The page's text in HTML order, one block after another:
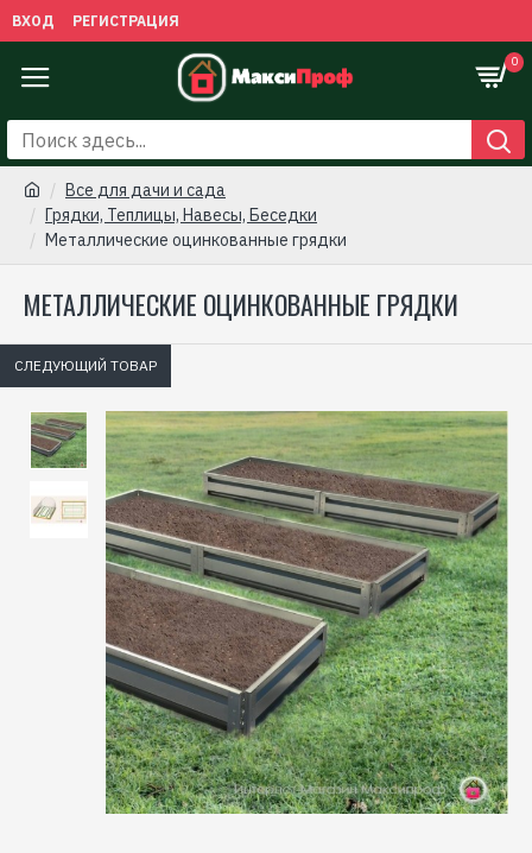
ВХОД РЕГИСТРАЦИЯ
0
Все для дачи и сада
Грядки, Теплицы, Навесы, Беседки
Металлические оцинкованные грядки
МЕТАЛЛИЧЕСКИЕ ОЦИНКОВАННЫЕ ГРЯДКИ
СЛЕДУЮЩИЙ ТОВАР